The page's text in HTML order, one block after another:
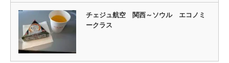
チェジュ航空 関西～ソウル エコノミ
ークラス